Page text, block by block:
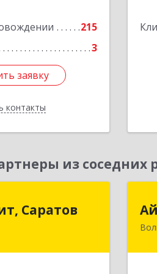
215
3
заявку
контакты
заявку
из соседних
Саратов
Бит, Саратов
обл, Саратов г,